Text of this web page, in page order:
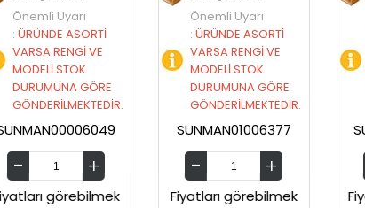
Önemli Uyarı
:ÜRÜNDE ASORTİ
VARSA RENGİ VE
MODELİ STOK
DURUMUNA GÖRE
GÖNDERİLMEKTEDİR.
SUNMAN01006377
Fiyatları görebilmek
Önemli Uyarı
:ÜRÜNDE ASORTİ
VARSA RENGİ VE
MODELİ STOK
DURUMUNA GÖRE
GÖNDERİLMEKTEDİR.
SUNMAN00CH2129
Fiyatları görebilmek